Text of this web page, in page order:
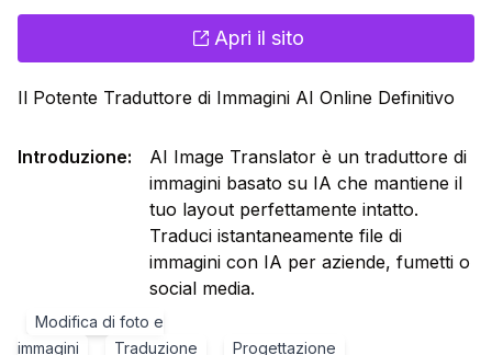
Apri il sito
Il Potente Traduttore di Immagini AI Online Definitivo
Introduzione:
AI Image Translator è un traduttore di
immagini basato su IA che mantiene il
tuo layout perfettamente intatto.
Traduci istantaneamente file di
immagini con IA per aziende, fumetti o
social media.
Modifica di foto e
immagini
Traduzione Progettazione